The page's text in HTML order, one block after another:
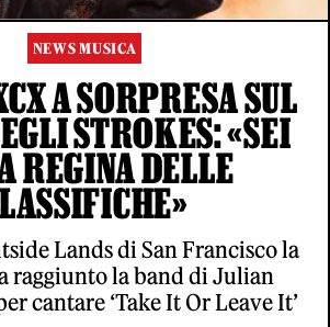
NEWS MUSICA
A SORPRESA SUL
STROKES: «SEI
REGINA DELLE
Lands di San Francisco la
raggiunto la band di Julian
cantare ‘Take It Or Leave It’